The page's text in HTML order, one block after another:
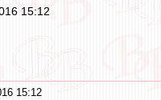
15:12
15:12